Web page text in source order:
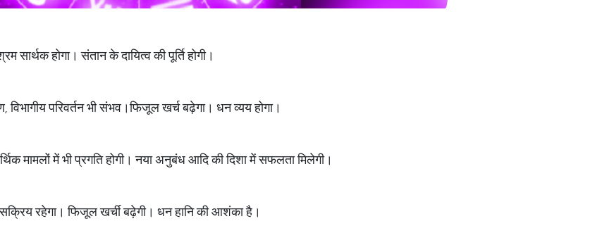
सार्थक होगा। संतान के दायित्व की पूर्ति होगी।
विभागीय परिवर्तन भी संभव।फिजूल खर्च बढ़ेगा। धन व्यय होगा।
मामलों में भी प्रगति होगी। नया अनुबंध आदि की दिशा में सफलता मिलेगी।
सक्रिय रहेगा। फिजूल खर्ची बढ़ेगी। धन हानि की आशंका है।